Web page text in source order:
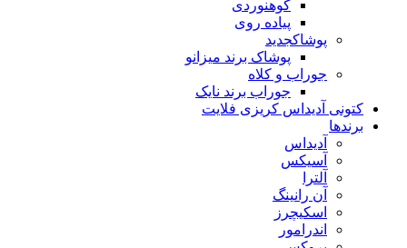
کوهنوردی
پیاده روی
پوشاکجدید
پوشاک برند میزانو
جوراب و کلاه
جوراب برند نایک
کتونی آدیداس کریزی فلایت
برندها
آدیداس
آسیکس
آلترا
آن رانینگ
اسکیچرز
اندرامور